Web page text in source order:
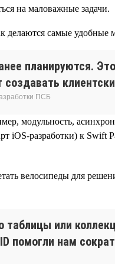
на маловажные задачи.
планируются.
ПСБ
модульность,
iOS-разработки) к
велосипеды для
таблицы или
помогли нам